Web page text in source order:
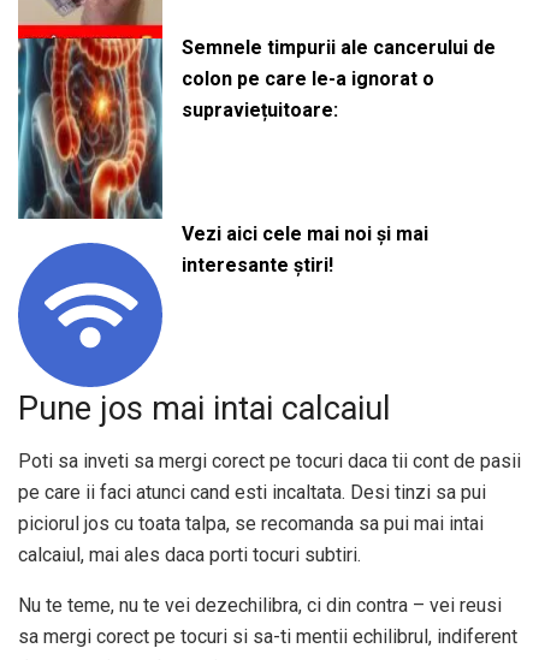
Semnele timpurii ale cancerului de
colon pe care le-a ignorat o
supraviețuitoare:
Vezi aici cele mai noi și mai
interesante știri!
Pune jos mai intai calcaiul
Poti sa inveti sa mergi corect pe tocuri daca tii cont de pasii
pe care ii faci atunci cand esti incaltata. Desi tinzi sa pui
piciorul jos cu toata talpa, se recomanda sa pui mai intai
calcaiul, mai ales daca porti tocuri subtiri.
Nu te teme, nu te vei dezechilibra, ci din contra – vei reusi
sa mergi corect pe tocuri si sa-ti mentii echilibrul, indiferent